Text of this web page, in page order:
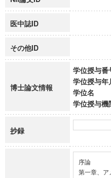
医中誌ID
その他ID
博士論文情報
学位授与番
学位授与年
学位名
学位授与機
抄録
序論
第一章、ア